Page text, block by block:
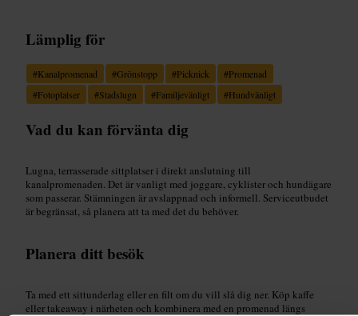
Lämplig för
#Kanalpromenad #Grönstopp #Picknick #Promenad
#Fotoplatser #Stadslugn #Familjevänligt #Hundvänligt
Vad du kan förvänta dig
Lugna, terrasserade sittplatser i direkt anslutning till
kanalpromenaden. Det är vanligt med joggare, cyklister och hundägare
som passerar. Stämningen är avslappnad och informell. Serviceutbudet
är begränsat, så planera att ta med det du behöver.
Planera ditt besök
Ta med ett sittunderlag eller en filt om du vill slå dig ner. Köp kaffe
eller takeaway i närheten och kombinera med en promenad längs